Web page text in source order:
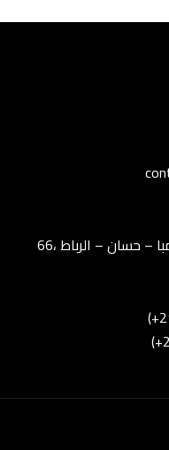
– حسان – الرباط